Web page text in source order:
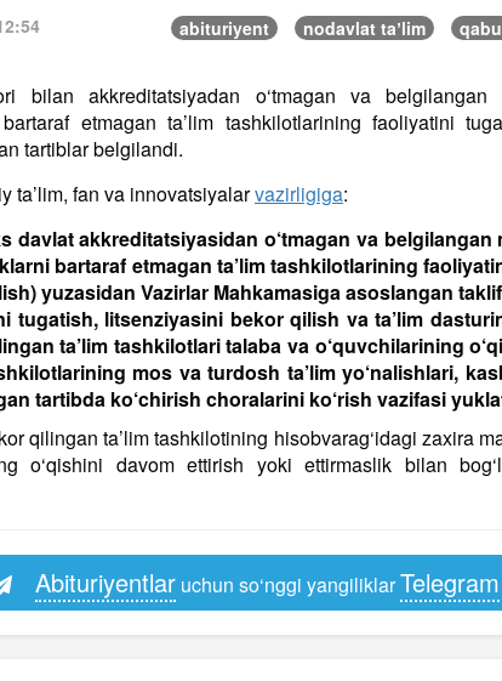
abituriyent nodavlat taʼlim
bilan akkreditatsiyadan o‘tmagan va belgilangan
etmagan ta’lim tashkilotlarining faoliyatini
tartiblar belgilandi.
ta’lim, fan va innovatsiyalarvazirligiga:
davlat akkreditatsiyasidan o‘tmagan va
bartaraf etmagan ta’lim tashkilotlarining
yuzasidan Vazirlar Mahkamasiga asoslangan
tugatish, litsenziyasini bekor qilish va ta’lim
ta’lim tashkilotlari talaba va o‘quvchilarining
mos va turdosh ta’lim yo‘nalishlari,
tartibda ko‘chirish choralarini ko‘rish vazifasi
qilingan ta’lim tashkilotining hisobvarag‘idagi zaxira
o‘qishini davom ettirish yoki ettirmaslik bilan
Abituriyentlaruchun so‘nggi yangiliklarTelegram